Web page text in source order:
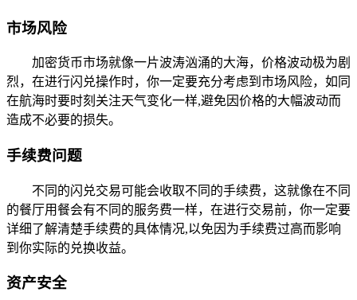
市场风险
加密货币市场就像一片波涛汹涌的大海，价格波动极为剧
烈，在进行闪兑操作时，你一定要充分考虑到市场风险，如同
在航海时要时刻关注天气变化一样,避免因价格的大幅波动而
造成不必要的损失。
手续费问题
不同的闪兑交易可能会收取不同的手续费，这就像在不同
的餐厅用餐会有不同的服务费一样，在进行交易前，你一定要
详细了解清楚手续费的具体情况,以免因为手续费过高而影响
到你实际的兑换收益。
资产安全